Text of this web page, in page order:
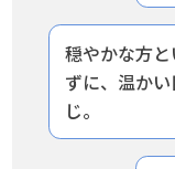
穏やかな方
ずに、温か
じ。